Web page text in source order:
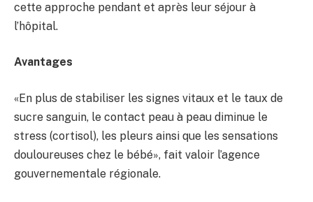
cette approche pendant et après leur séjour à
l’hôpital.
Avantages
«En plus de stabiliser les signes vitaux et le taux de
sucre sanguin, le contact peau à peau diminue le
stress (cortisol), les pleurs ainsi que les sensations
douloureuses chez le bébé», fait valoir l’agence
gouvernementale régionale.